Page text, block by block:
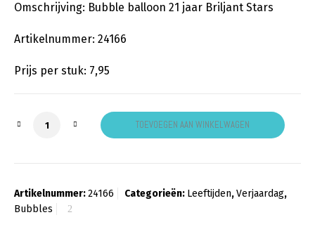
Omschrijving: Bubble balloon 21 jaar Briljant Stars
Artikelnummer: 24166
Prijs per stuk: 7,95
21 Jaar Star Bubbles aantalTOEVOEGEN AAN WINKELWAGEN
Artikelnummer:24166 Categorieën: Leeftijden,Verjaardag,
Bubbles